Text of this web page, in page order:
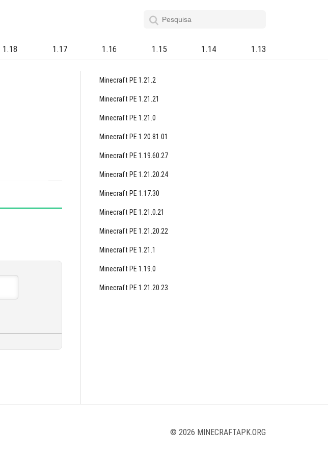
1.18 1.17 1.16 1.15 1.14 1.13
Minecraft PE 1.21.2
Minecraft PE 1.21.21
Minecraft PE 1.21.0
Minecraft PE 1.20.81.01
Minecraft PE 1.19.60.27
Minecraft PE 1.21.20.24
Minecraft PE 1.17.30
Minecraft PE 1.21.0.21
Minecraft PE 1.21.20.22
Minecraft PE 1.21.1
Minecraft PE 1.19.0
Minecraft PE 1.21.20.23
© 2026 MINECRAFTAPK.ORG